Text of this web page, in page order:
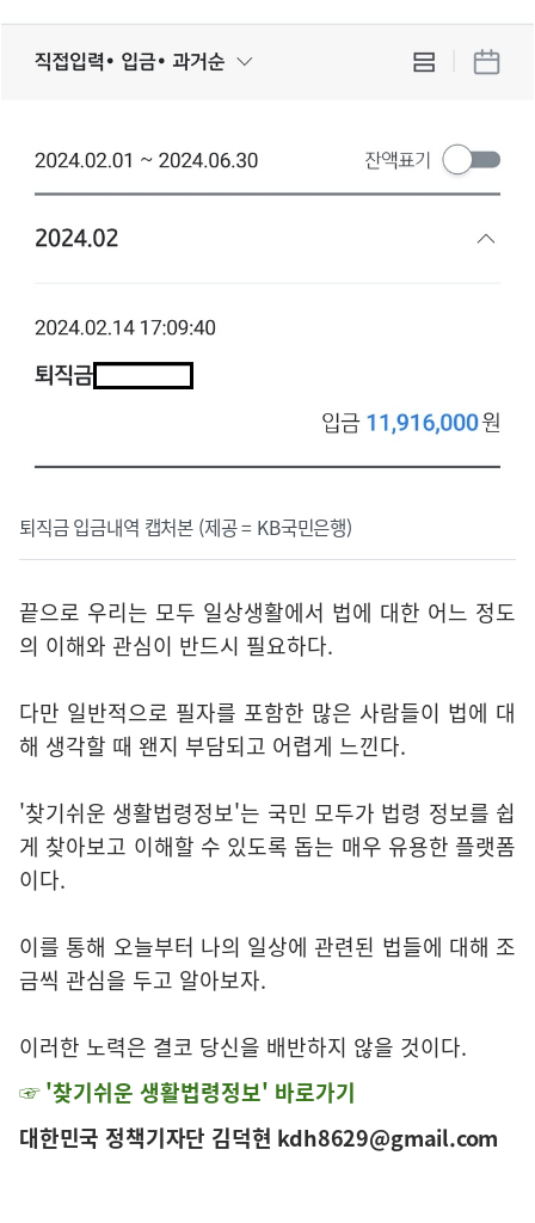
퇴직금 입금내역 캡처본 (제공 = KB국민은행)
끝으로 우리는 모두 일상생활에서 법에 대한 어느 정도
의 이해와 관심이 반드시 필요하다.
다만 일반적으로 필자를 포함한 많은 사람들이 법에 대
해 생각할 때 왠지 부담되고 어렵게 느낀다.
'찾기쉬운 생활법령정보'는 국민 모두가 법령 정보를 쉽
게 찾아보고 이해할 수 있도록 돕는 매우 유용한 플랫폼
이다.
이를 통해 오늘부터 나의 일상에 관련된 법들에 대해 조
금씩 관심을 두고 알아보자.
이러한 노력은 결코 당신을 배반하지 않을 것이다.
☞'찾기쉬운 생활법령정보' 바로가기
대한민국 정책기자단 김덕현 kdh8629@gmail.com